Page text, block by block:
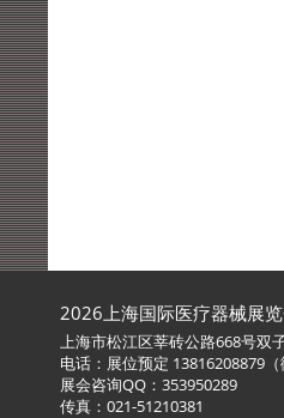
2026上海国际医疗器械展
上海市松江区莘砖公路668号双
电话：展位预定 13816208879（
展会咨询QQ：353950289
传真：021-51210381